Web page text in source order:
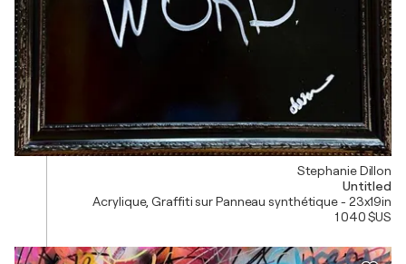
Stephanie Dillon
Untitled
Acrylique, Graffiti sur Panneau synthétique - 23x19in
1 040 $US